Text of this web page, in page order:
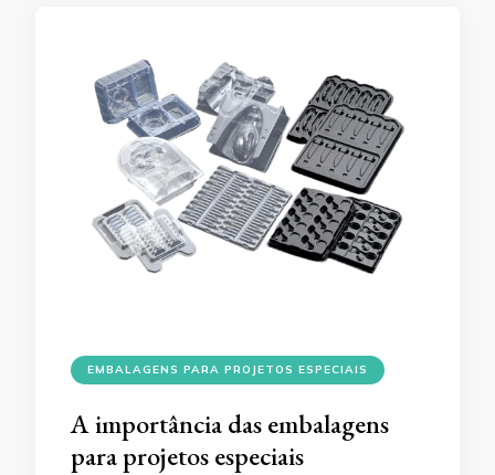
EMBALAGENS PARA PROJETOS ESPECIAIS
A importância das embalagens
para projetos especiais